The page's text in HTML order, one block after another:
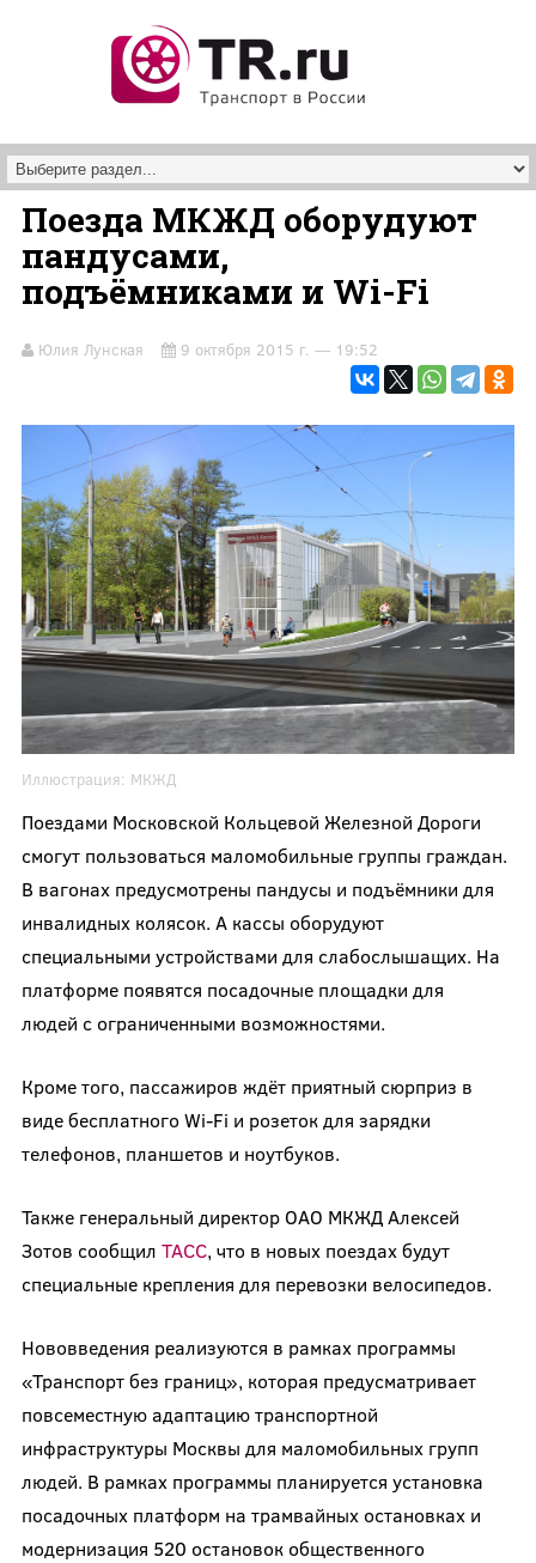
Поезда МКЖД оборудуют
пандусами,
подъёмниками и Wi-Fi
Юлия Лунская 9 октября 2015 г. — 19:52
Иллюстрация: МКЖД
Поездами Московской Кольцевой Железной Дороги
смогут пользоваться маломобильные группы граждан.
В вагонах предусмотрены пандусы и подъёмники для
инвалидных колясок. А кассы оборудуют
специальными устройствами для слабослышащих. На
платформе появятся посадочные площадки для
людей с ограниченными возможностями.
Кроме того, пассажиров ждёт приятный сюрприз в
виде бесплатного Wi-Fi и розеток для зарядки
телефонов, планшетов и ноутбуков.
Также генеральный директор ОАО МКЖД Алексей
Зотов сообщил ТАСС, что в новых поездах будут
специальные крепления для перевозки велосипедов.
Нововведения реализуются в рамках программы
«Транспорт без границ», которая предусматривает
повсеместную адаптацию транспортной
инфраструктуры Москвы для маломобильных групп
людей. В рамках программы планируется установка
посадочных платформ на трамвайных остановках и
модернизация 520 остановок общественного